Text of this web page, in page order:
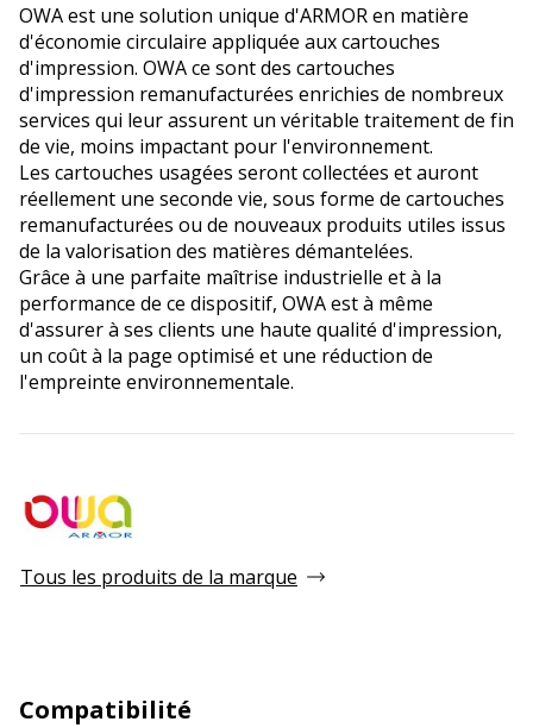
OWA est une solution unique d'ARMOR en matière
d'économie circulaire appliquée aux cartouches
d'impression. OWA ce sont des cartouches
d'impression remanufacturées enrichies de nombreux
services qui leur assurent un véritable traitement de fin
de vie, moins impactant pour l'environnement.
Les cartouches usagées seront collectées et auront
réellement une seconde vie, sous forme de cartouches
remanufacturées ou de nouveaux produits utiles issus
de la valorisation des matières démantelées.
Grâce à une parfaite maîtrise industrielle et à la
performance de ce dispositif, OWA est à même
d'assurer à ses clients une haute qualité d'impression,
un coût à la page optimisé et une réduction de
l'empreinte environnementale.
Tous les produits de la marque
Compatibilité